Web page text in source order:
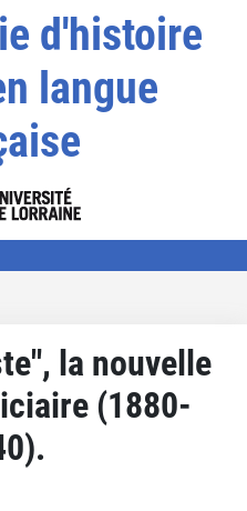
d'histoire
langue
la nouvelle
(1880-